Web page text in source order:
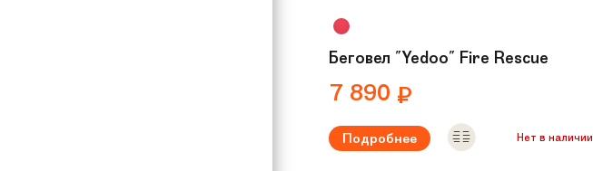
Беговел "Yedoo" Fire Rescue
7 890 ₽
Подробнее Нет в наличии